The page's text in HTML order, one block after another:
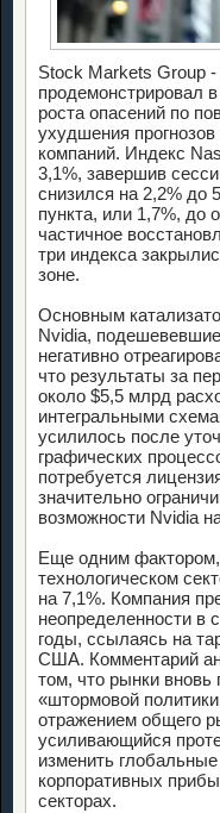
Stock Markets Group
продемонстрировал
роста опасений по
ухудшения
компаний. Индекс
3,1%, завершив
снизился на 2,2% до
пункта, или 1,7%, до
частичное
три индекса
зоне.
Основным
Nvidia,
негативно
что результаты за
около $5,5 млрд
интегральными
усилилось после
графических
потребуется
значительно
возможности Nvidia
Еще одним
технологическом
на 7,1%. Компания
неопределенности в
годы, ссылаясь на
США. Комментарий
том, что рынки
«штормовой
отражением общего
усиливающийся
изменить
корпоративных
секторах.